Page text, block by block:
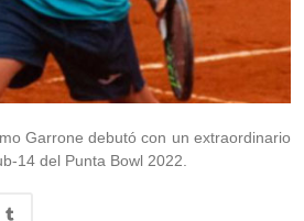
Garrone debutó con un extraordinario
14 del Punta Bowl 2022.